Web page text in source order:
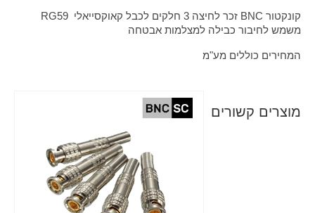
קונקטור BNC זכר לחיצה 3 חלקים לכבל קאוקסייאלי RG59
משמש לחיבור כבילה למצלמות אבטחה
המחירים כוללים מע"מ
מוצרים קשורים